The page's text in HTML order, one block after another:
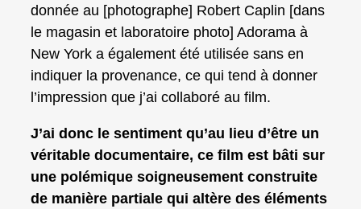
donnée au [photographe] Robert Caplin [dans
le magasin et laboratoire photo] Adorama à
New York a également été utilisée sans en
indiquer la provenance, ce qui tend à donner
l’impression que j’ai collaboré au film.
J’ai donc le sentiment qu’au lieu d’être un
véritable documentaire, ce film est bâti sur
une polémique soigneusement construite
de manière partiale qui altère des éléments